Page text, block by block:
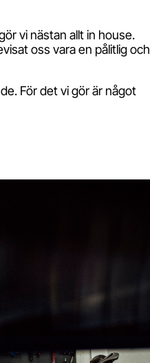
vi nästan allt in house.
oss vara en pålitlig och
För det vi gör är något